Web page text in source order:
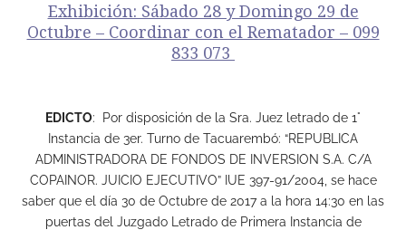
Exhibición: Sábado 28 y Domingo 29 de
Octubre – Coordinar con el Rematador – 099
833 073
EDICTO: Por disposición de la Sra. Juez letrado de 1°
Instancia de 3er. Turno de Tacuarembó: “REPUBLICA
ADMINISTRADORA DE FONDOS DE INVERSION S.A. C/A
COPAINOR. JUICIO EJECUTIVO” IUE 397-91/2004, se hace
saber que el día 30 de Octubre de 2017 a la hora 14:30 en las
puertas del Juzgado Letrado de Primera Instancia de